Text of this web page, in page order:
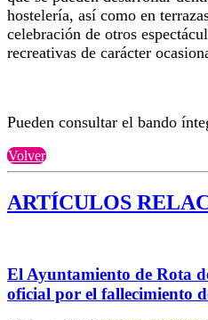
hostelería, así como en
celebración de otros
recreativas de carácter
Pueden consultar el bando
Volver
ARTÍCULOS
El Ayuntamiento de Rota
oficial por el fallecimiento